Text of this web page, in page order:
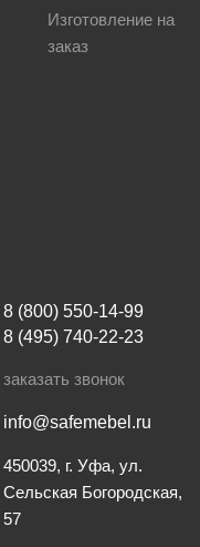
Изготовление на
заказ
8 (800) 550-14-99
8 (495) 740-22-23
заказать звонок
info@safemebel.ru
450039, г. Уфа, ул.
Сельская Богородская,
57